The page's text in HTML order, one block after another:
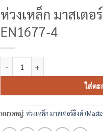
ห่วงเหล็ก มาสเตอ
EN1677-4
ใส่ตะ
หมวดหมู่: ห่วงเหล็ก มาสเตอร์ลิงค์